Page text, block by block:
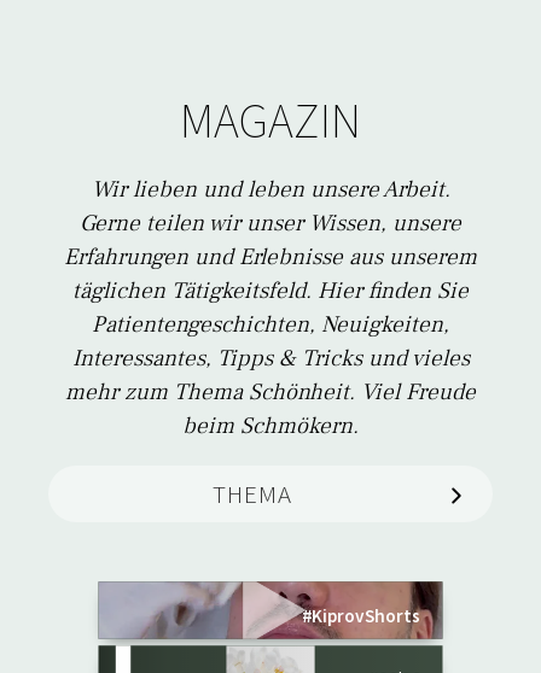
MAGAZIN
Wir lieben und leben unsere Arbeit.
Gerne teilen wir unser Wissen, unsere
Erfahrungen und Erlebnisse aus unserem
täglichen Tätigkeitsfeld. Hier finden Sie
Patientengeschichten, Neuigkeiten,
Interessantes, Tipps & Tricks und vieles
mehr zum Thema Schönheit. Viel Freude
beim Schmökern.
THEMA
Presse
Schönheit
Leichtes Peeling
#KiprovShorts
manchmal Nein
sagen